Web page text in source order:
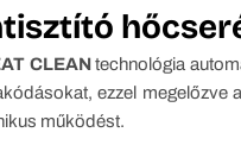
CLEAN technológia
ezzel megelőzve
működést.